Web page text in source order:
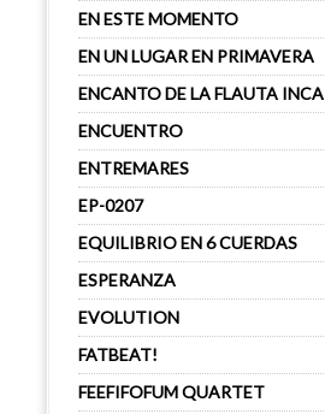
EN ESTE MOMENTO
EN UN LUGAR EN PRIMAVERA
ENCANTO DE LA FLAUTA INCA
ENCUENTRO
ENTREMARES
EP-0207
EQUILIBRIO EN 6 CUERDAS
ESPERANZA
EVOLUTION
FATBEAT!
FEEFIFOFUM QUARTET